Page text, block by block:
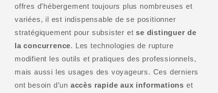
offres d’hébergement toujours plus nombreuses et
variées, il est indispensable de se positionner
stratégiquement pour subsister etse distinguer de
la concurrence. Les technologies de rupture
modifient les outils et pratiques des professionnels,
mais aussi les usages des voyageurs. Ces derniers
ont besoin d’un accès rapide aux informations et